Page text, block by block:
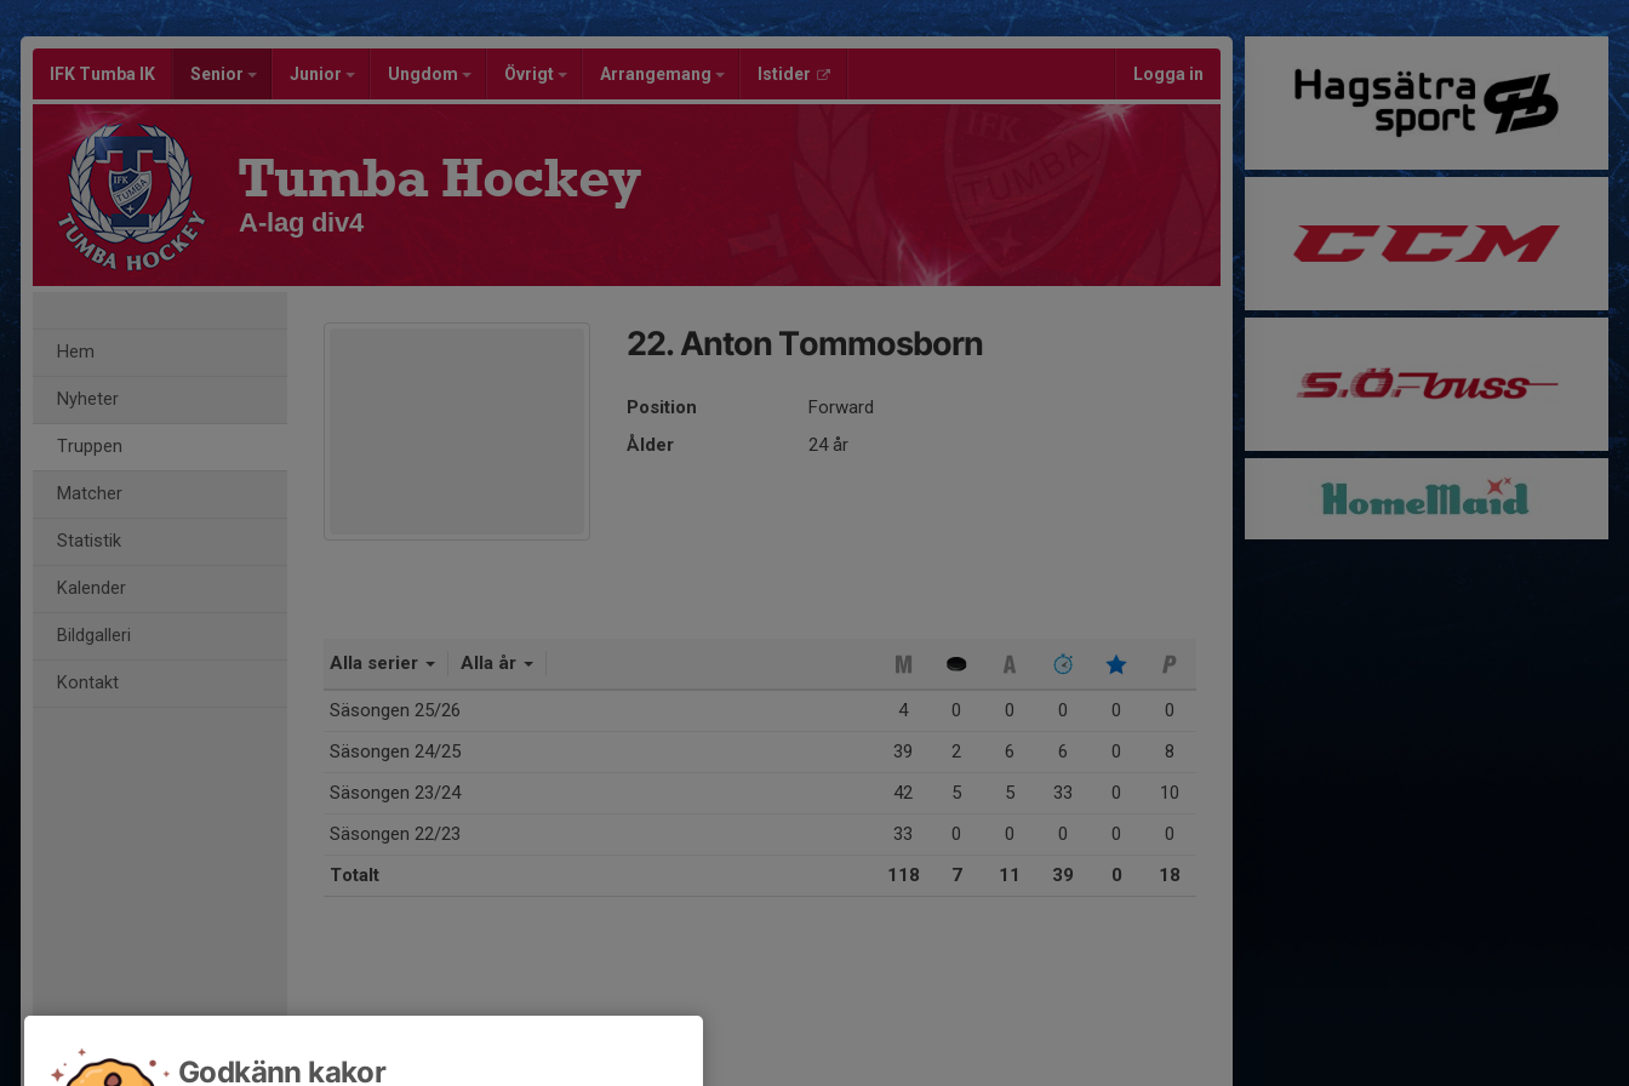
IFK Tumba IK Senior Junior Ungdom Övrigt Arrangemang Istider Logga in
Tumba Hockey
A-lag div4
Hem
Nyheter
Truppen
Matcher
Statistik
Kalender
Bildgalleri
Kontakt
22. Anton Tommosborn
Position
Forward
Ålder
24 år
Alla serier Alla år
Säsongen 25/26 4 0 0 0 0
0
Säsongen 24/25
39 2 6 6 0
8
Säsongen 23/24
42 5 5 33 0
10
Säsongen 22/23
33 0 0 0 0
0
Totalt
118 7 11 39 0 18
Godkänn kakor